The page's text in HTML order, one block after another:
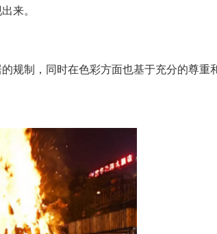
来。
制，同时在色彩方面也基于充分的尊重